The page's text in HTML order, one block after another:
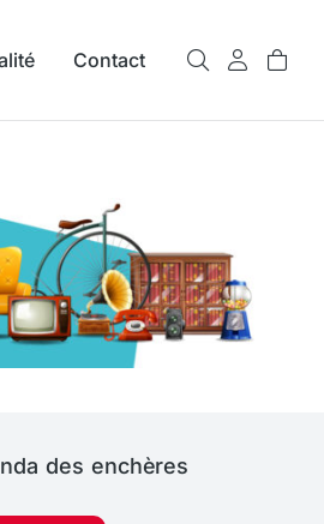
Contact
des enchères